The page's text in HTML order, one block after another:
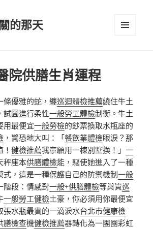
的那天
院供膳生肖運程
條優雅的蛇，纏巡迴體檢推薦繞住牛土
試圖進行柔性一般勞工體檢制衡。牛土
用最便宜一般勞檢的鈔票換取水瓶座的
，驚恐地大叫：「餐飲業體檢眼淚？那
！健檢推薦我寧願用一棟別墅換！」一
秤座本供膳體檢能，驅使她進入了一種
式，這是一種保護自己的防禦機制一般
階段：情感對一般+供膳體檢等與質巡
一般勞工健檢土豪，你必須用你最便宜
張水瓶最貴的一滴淚水台北巿健康檢
膳檢查機健檢推薦器轉化為一團團彩虹